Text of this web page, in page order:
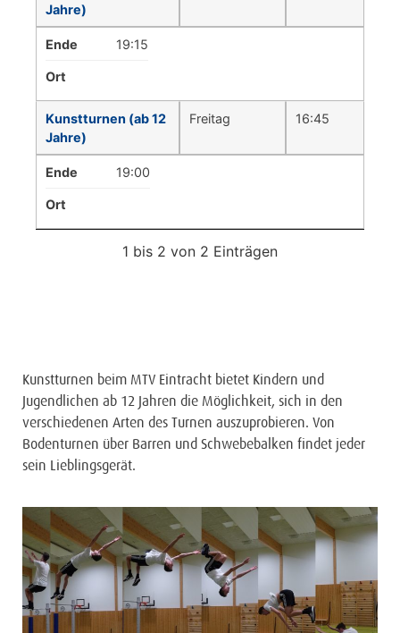
Jahre)
Ende 19:15
Ort
Kunstturnen (ab 12
Jahre)
Freitag 16:45
Ende 19:00
Ort
1 bis 2 von 2 Einträgen
Kunstturnen beim MTV Eintracht bietet Kindern und
Jugendlichen ab 12 Jahren die Möglichkeit, sich in den
verschiedenen Arten des Turnen auszuprobieren. Von
Bodenturnen über Barren und Schwebebalken findet jeder
sein Lieblingsgerät.